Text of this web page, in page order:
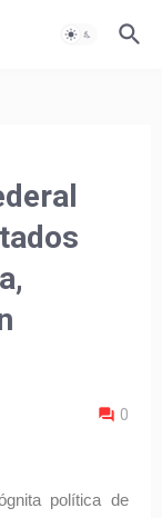
0
política de